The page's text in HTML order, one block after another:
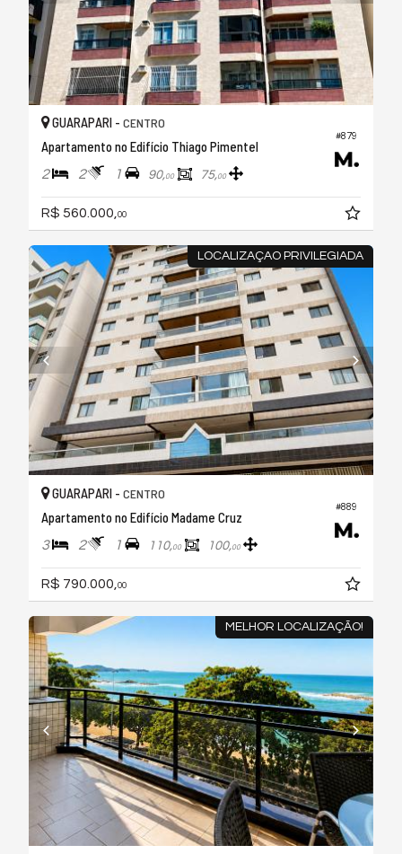
#879
GUARAPARI - CENTRO
Apartamento no Edifício Thiago Pimentel
2 2 1 90,00 75,00
R$ 560.000,00
LOCALIZAÇAO PRIVILEGIADA
#889
GUARAPARI - CENTRO
Apartamento no Edifício Madame Cruz
3 2 1 110,00 100,00
R$ 790.000, 00
MELHOR LOCALIZAÇÃO!